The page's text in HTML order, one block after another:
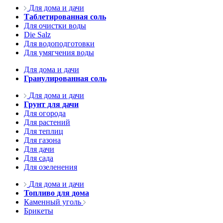
Для дома и дачи
Таблетированная соль
Для очистки воды
Die Salz
Для водоподготовки
Для умягчения воды
Для дома и дачи
Гранулированная соль
Для дома и дачи
Грунт для дачи
Для огорода
Для растений
Для теплиц
Для газона
Для дачи
Для сада
Для озеленения
Для дома и дачи
Топливо для дома
Каменный уголь
Брикеты